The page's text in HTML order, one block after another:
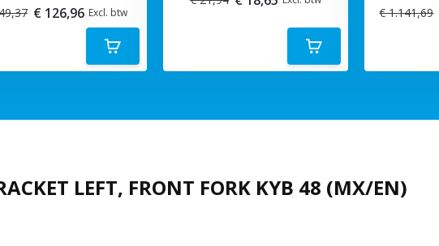
€ 126,96 Excl. btw
€ 1.141,69
LEFT, FRONT FORK KYB 48 (MX/EN)